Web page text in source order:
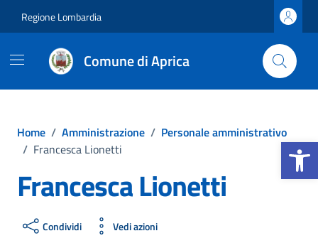
Apri la
Regione Lombardia
Comune di Aprica
Home / Amministrazione / Personale amministrativo
/ Francesca Lionetti
Francesca Lionetti
Condividi Vedi azioni